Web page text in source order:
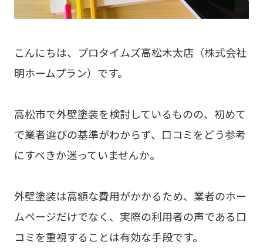
こんにちは、プロタイムズ高松木太店（株式会社
明ホームプラン）です。
高松市で外壁塗装を検討しているものの、初めて
で業者選びの基準がわからず、口コミをどう参考
にすべきか迷っていませんか。
外壁塗装は高額な費用がかかるため、業者のホー
ムページだけでなく、実際の利用者の声である口
コミを重視することは有効な手段です。